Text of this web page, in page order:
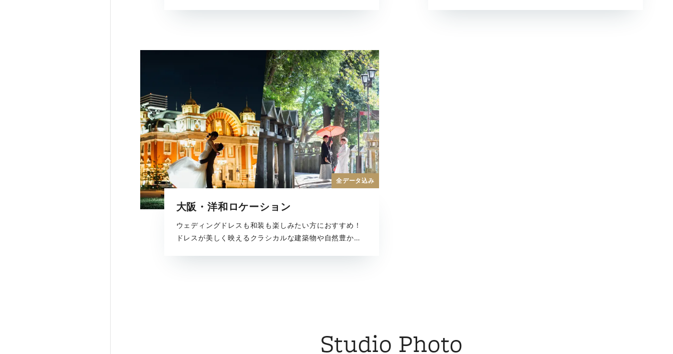
大阪・洋和ロケーション
ウェディングドレスも和装も楽しみたい方におすすめ！
ドレスが美しく映えるクラシカルな建築物や自然豊かな
全データ込み
Studio Photo